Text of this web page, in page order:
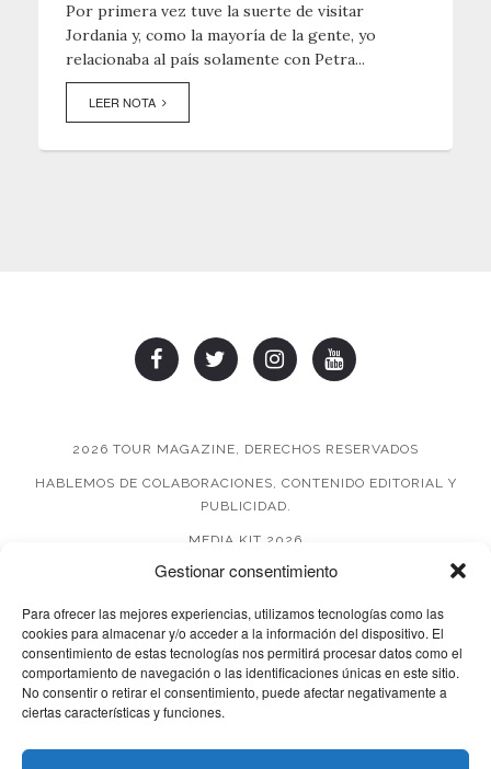
Gestionar consentimiento
Para ofrecer las mejores experiencias, utilizamos tecnologías como las
cookies para almacenar y/o acceder a la información del dispositivo. El
consentimiento de estas tecnologías nos permitirá procesar datos como el
comportamiento de navegación o las identificaciones únicas en este sitio.
No consentir o retirar el consentimiento, puede afectar negativamente a
ciertas características y funciones.
Por primera vez tuve la suerte de visitar
Jordania y, como la mayoría de la gente, yo
relacionaba al país solamente con Petra...
LEER NOTA
2026 TOUR MAGAZINE, DERECHOS RESERVADOS
HABLEMOS DE COLABORACIONES, CONTENIDO EDITORIAL Y
PUBLICIDAD.
MEDIA KIT 2026
AVISO DE PRIVACIDAD